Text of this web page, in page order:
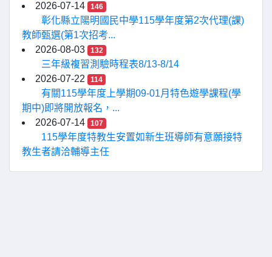
2026-07-14
146
彰化縣立陽明國民中學115學年度第2次代理(課)
教師甄選(第1次招考...
2026-08-03
132
三年級複習測驗時程表8/13-8/14
2026-07-22
114
有關115學年度上學期09-01月特色遊學課程(學
期中)即將開放報名，...
2026-07-14
107
115學年度特教生安置如新生班導師有意願接特
教生者請洽輔導主任